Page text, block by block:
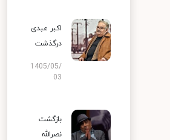
اکبر عبدی
درگذشت
1405/05/
03
بازگشت
نصرالله